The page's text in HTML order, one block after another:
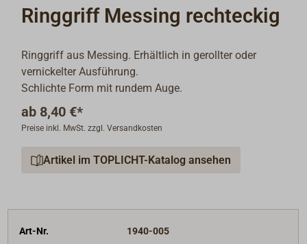
Ringgriff Messing rechteckig
Ringgriff aus Messing. Erhältlich in gerollter oder
vernickelter Ausführung.
Schlichte Form mit rundem Auge.
ab 8,40 €*
Preise inkl. MwSt. zzgl. Versandkosten
Artikel im TOPLICHT-Katalog ansehen
Art-Nr.
1940-005